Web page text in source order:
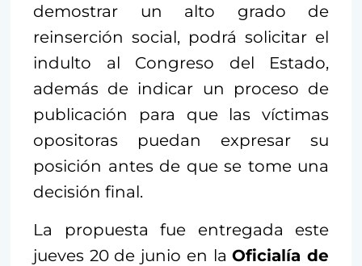
demostrar un alto grado de
reinserción social, podrá solicitar el
indulto al Congreso del Estado,
además de indicar un proceso de
publicación para que las víctimas
opositoras puedan expresar su
posición antes de que se tome una
decisión final.
La propuesta fue entregada este
jueves 20 de junio en laOficialía de